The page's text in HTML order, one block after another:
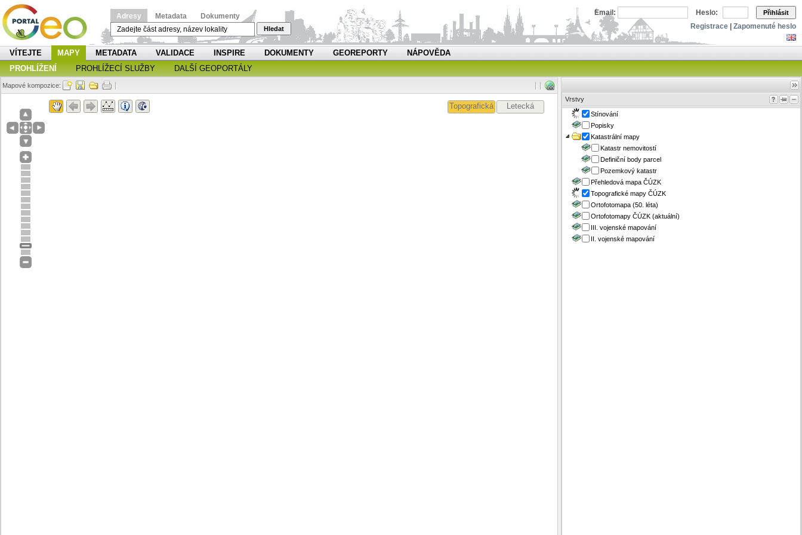
Adresy Metadata Dokumenty
Hledat
Email: Heslo: Přihlásit
Registrace Zapomenuté heslo
VÍTEJTE MAPY METADATA VALIDACE INSPIRE DOKUMENTY GEOREPORTY
NÁPOVĚDA
PROHLÍŽENÍ
PROHLÍŽECÍ SLUŽBY DALŠÍ GEOPORTÁLY
Mapové kompozice:
Topografická Letecká
Vrstvy
Stínování
Popisky
Katastrální mapy
Katastr nemovitostí
Definiční body parcel
Pozemkový katastr
Přehledová mapa ČÚZK
Topografické mapy ČÚZK
Ortofotomapa (50. léta)
Ortofotomapy ČÚZK (aktuální)
III. vojenské mapování
II. vojenské mapování